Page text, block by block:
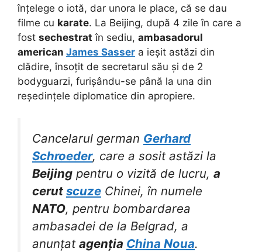
înțelege o iotă, dar unora le place, că se dau
filme cu karate. La Beijing, după 4 zile în care a
fost sechestrat în sediu, ambasadorul
american James Sasser a ieșit astăzi din
clădire, însoțit de secretarul său și de 2
bodyguarzi, furișându-se până la una din
reședințele diplomatice din apropiere.
Cancelarul german Gerhard
Schroeder, care a sosit astăzi la
Beijing pentru o vizită de lucru, a
cerut scuze Chinei, în numele
NATO, pentru bombardarea
ambasadei de la Belgrad, a
anunțat agenția China Noua.